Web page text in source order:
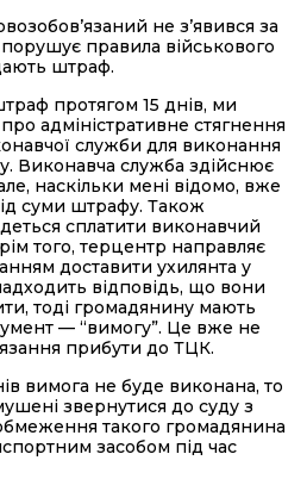
не з’явився за
правила військового
штраф.
протягом 15 днів, ми
адміністративне стягнення
служби для виконання
Виконавча служба здійснює
наскільки мені відомо, вже
суми штрафу. Також
сплатити виконавчий
того, терцентр направляє
доставити ухилянта у
відповідь, що вони
тоді громадянину мають
— “вимогу”. Це вже не
прибути до ТЦК.
вимога не буде виконана, то
звернутися до суду з
такого громадянина
засобом під час